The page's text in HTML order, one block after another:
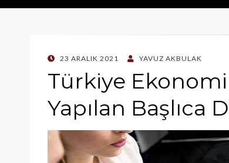
POSTED
23 ARALIK 2021 YAVUZ AKBULAK
Türkiye
Yapılan Başlıca